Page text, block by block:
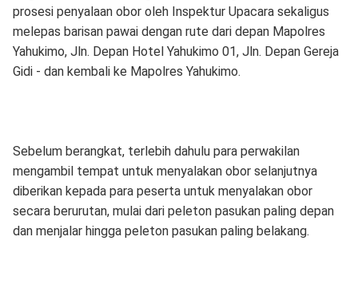
prosesi penyalaan obor oleh Inspektur Upacara sekaligus
melepas barisan pawai dengan rute dari depan Mapolres
Yahukimo, Jln. Depan Hotel Yahukimo 01, Jln. Depan Gereja
Gidi - dan kembali ke Mapolres Yahukimo.
Sebelum berangkat, terlebih dahulu para perwakilan
mengambil tempat untuk menyalakan obor selanjutnya
diberikan kepada para peserta untuk menyalakan obor
secara berurutan, mulai dari peleton pasukan paling depan
dan menjalar hingga peleton pasukan paling belakang.